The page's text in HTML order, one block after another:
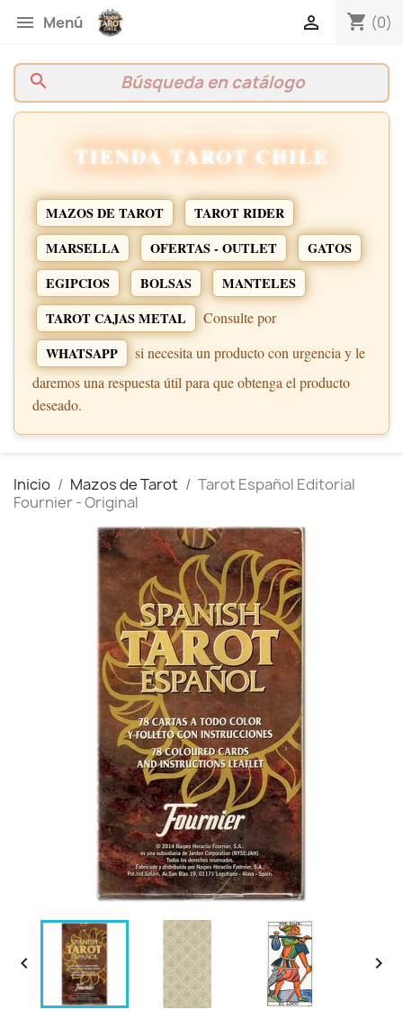
 Menú shopping_cart (0)

search
TIENDA TAROT CHILE
MAZOS DE TAROT
TAROT RIDER
MARSELLA
OFERTAS - OUTLET
GATOS
EGIPCIOS
BOLSAS
MANTELES
TAROT CAJAS METAL
Consulte por
WHATSAPP
si necesita un producto con urgencia y le
daremos una respuesta útil para que obtenga el producto
deseado.
Inicio Mazos de Tarot
Tarot Español Editorial
Fournier - Original
 